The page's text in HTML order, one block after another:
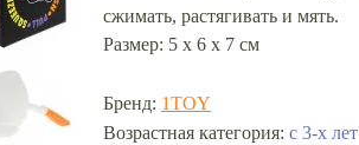
сжимать, растягивать и мять.
Размер: 5 х 6 х 7 см
Бренд: 1TOY
Возрастная категория: с 3-х лет